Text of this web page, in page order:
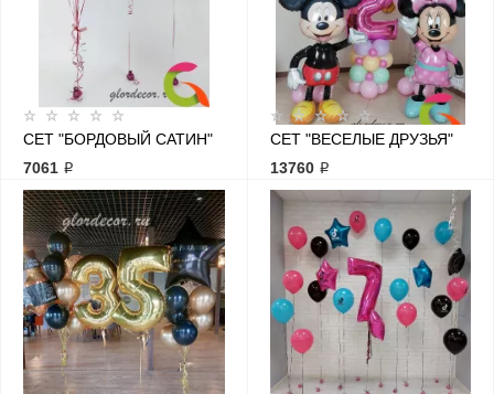
СЕТ "БОРДОВЫЙ САТИН"
7061 ₽
СЕТ "ВЕСЕЛЫЕ ДРУЗЬЯ"
13760 ₽